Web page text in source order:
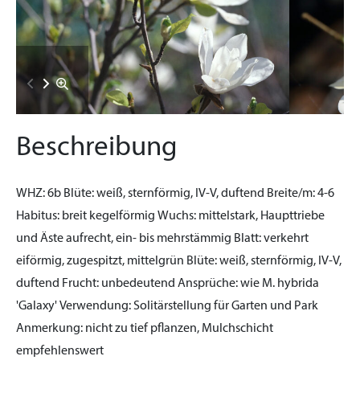
Beschreibung
WHZ:6b Blüte:weiß, sternförmig, IV-V, duftend Breite/m:4-6
Habitus: breit kegelförmig Wuchs: mittelstark, Haupttriebe
und Äste aufrecht, ein- bis mehrstämmig Blatt:verkehrt
eiförmig, zugespitzt, mittelgrün Blüte:weiß, sternförmig, IV-V,
duftend Frucht: unbedeutend Ansprüche:wie M. hybrida
'Galaxy'Verwendung:Solitärstellung für Garten und Park
Anmerkung: nicht zu tief pflanzen, Mulchschicht
empfehlenswert